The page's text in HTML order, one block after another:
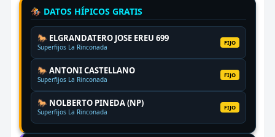
🏇 DATOS HÍPICOS GRATIS
🐎 ELGRANDATERO JOSE EREU 699
Superfijos La Rinconada
FIJO
🐎 ANTONI CASTELLANO
Superfijos La Rinconada
FIJO
🐎 NOLBERTO PINEDA (NP)
Superfijos La Rinconada
FIJO